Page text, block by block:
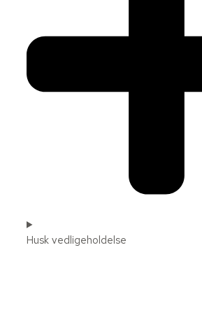
Husk vedligeholdelse